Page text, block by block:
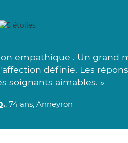
empathique . Un grand
définie. Les
soignants aimables. »
, 74 ans, Anneyron